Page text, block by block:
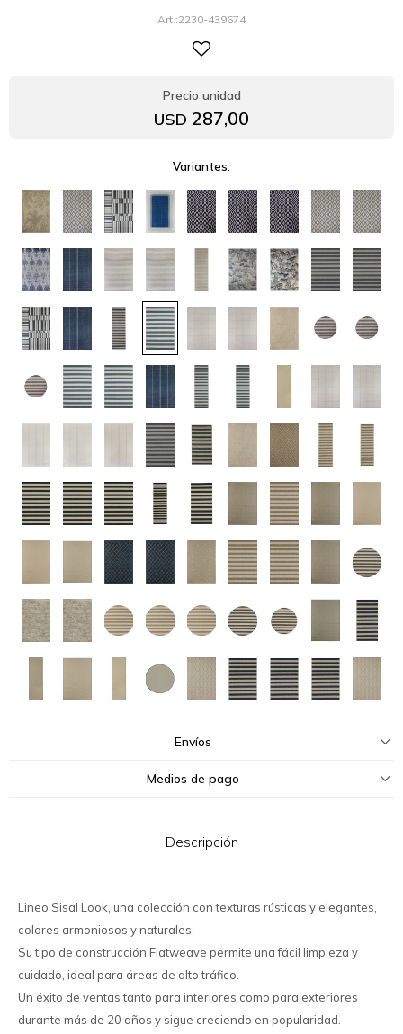
2230-439674
USD 287,00
Variantes:
Envíos
Medios de pago
Descripción
Lineo Sisal Look, una colección con texturas rústicas y elegantes,
colores armoniosos y naturales.
Su tipo de construcción Flatweave permite una fácil limpieza y
cuidado, ideal para áreas de alto tráfico.
Un éxito de ventas tanto para interiores como para exteriores
durante más de 20 años y sigue creciendo en popularidad.